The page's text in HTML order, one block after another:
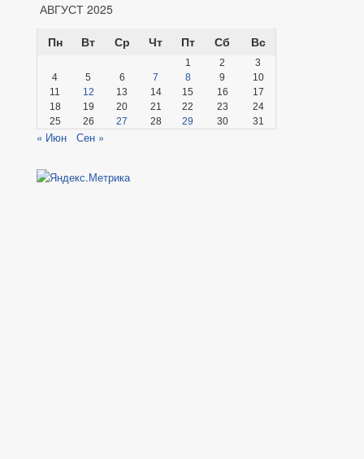
АВГУСТ 2025
Пн
Вт Ср Чт Пт Сб Вс
1 2
3
4
5 6 7 8 9
10
11
12 13 14 15 16
17
18
19 20 21 22 23
24
25
26 27 28 29 30 31
« Июн Сен »